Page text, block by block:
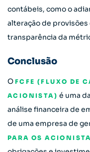
contábeis, como o
alteração de
transparência da
Conclusão
O FCFE (FLUXO DE
ACIONISTA) é uma
análise financeira de
de uma empresa de
PARA OS